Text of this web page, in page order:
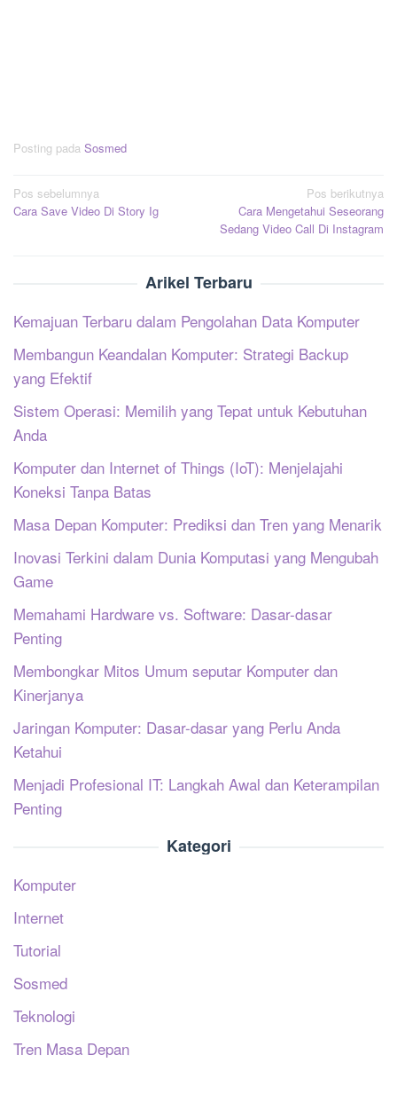
Posting pada Sosmed
Navigasi
pos
Pos sebelumnya
Cara Save Video Di Story Ig
Pos berikutnya
Cara Mengetahui Seseorang
Sedang Video Call Di Instagram
Arikel Terbaru
Kemajuan Terbaru dalam Pengolahan Data Komputer
Membangun Keandalan Komputer: Strategi Backup
yang Efektif
Sistem Operasi: Memilih yang Tepat untuk Kebutuhan
Anda
Komputer dan Internet of Things (IoT): Menjelajahi
Koneksi Tanpa Batas
Masa Depan Komputer: Prediksi dan Tren yang Menarik
Inovasi Terkini dalam Dunia Komputasi yang Mengubah
Game
Memahami Hardware vs. Software: Dasar-dasar
Penting
Membongkar Mitos Umum seputar Komputer dan
Kinerjanya
Jaringan Komputer: Dasar-dasar yang Perlu Anda
Ketahui
Menjadi Profesional IT: Langkah Awal dan Keterampilan
Penting
Kategori
Komputer
Internet
Tutorial
Sosmed
Teknologi
Tren Masa Depan